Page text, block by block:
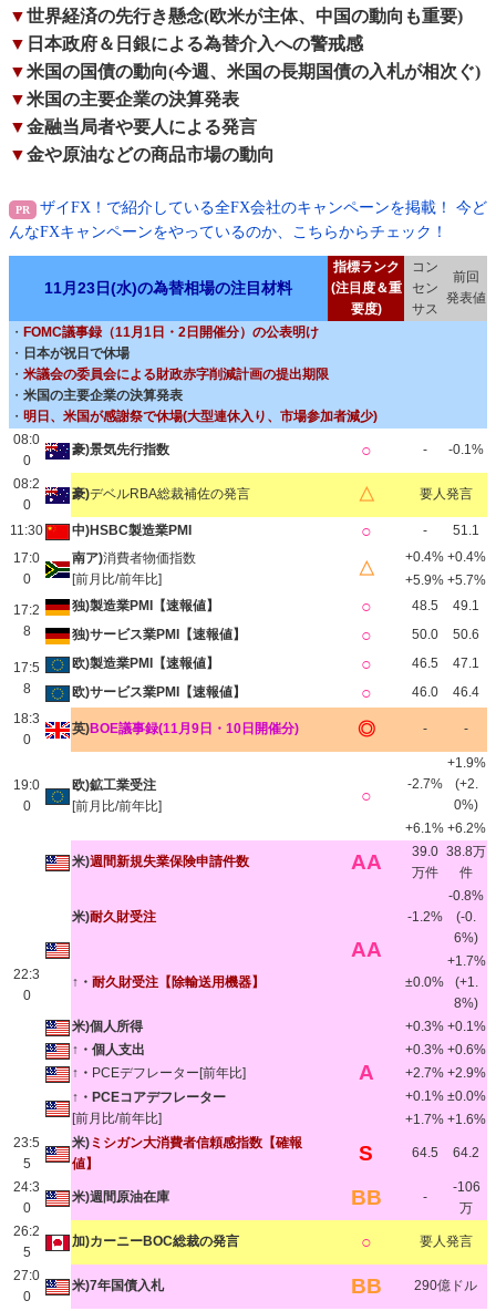
▼世界経済の先行き懸念(欧米が主体、中国の動向も重要)
▼ 日本政府＆日銀による為替介入への警戒感
▼米国の国債の動向(今週、米国の長期国債の入札が相次ぐ)
▼米国の主要企業の決算発表
▼金融当局者や要人による発言
▼金や原油などの商品市場の動向
ザイFX！で紹介している全FX会社のキャンペーンを掲載！ 今ど
んなFXキャンペーンをやっているのか、こちらからチェック！
11月23日(水)の為替相場の注目材料
指標ランク
(注目度＆重
要度)
コン
セン
サス
前回
発表値
・ FOMC議事録（11月1日・2日開催分）の公表明け
・ 日本が祝日で休場
・ 米議会の委員会による財政赤字削減計画の提出期限
・ 米国の主要企業の決算発表
・ 明日、米国が感謝祭で休場(大型連休入り、市場参加者減少)
08:0
0
豪)景気先行指数 ○ - -0.1%
08:2
0
豪)デベルRBA総裁補佐の発言 △ 要人発言
11:30 中)HSBC製造業PMI ○ -
51.1
17:0
0
南ア)消費者物価指数
[前月比/前年比]
△
+0.4% +0.4%
+5.9% +5.7%
17:2
8
独)製造業PMI【速報値】 ○ 48.5
49.1
独)サービス業PMI【速報値】
○ 50.0 50.6
17:5
8
欧)製造業PMI【速報値】 ○ 46.5
47.1
欧)サービス業PMI【速報値】
○ 46.0
46.4
18:3
0
英)BOE議事録(11月9日・10日開催分) ◎ - -
19:0
0
欧)鉱工業受注
[前月比/前年比]
○
-2.7%
+1.9%
(+2.
0%)
+6.1% +6.2%
22:3
0
米)週間新規失業保険申請件数 AA
39.0
万件
38.8万
件
米)耐久財受注
AA
-1.2%
-0.8%
(-0.
6%)
↑・ 耐久財受注 【除輸送用機器】 ±0.0%
+1.7%
(+1.
8%)
米)個人所得
A
+0.3% +0.1%
↑・個人支出
+0.3% +0.6%
↑・ PCEデフレーター[前年比] +2.7% +2.9%
↑・PCEコアデフレーター
[前月比/前年比]
+0.1% ±0.0%
+1.7% +1.6%
23:5
5
米) ミシガン大消費者信頼感指数【確報
値】
S 64.5 64.2
24:3
0
米)週間原油在庫 BB -
-106
万
26:2
5
加)カーニーBOC総裁の発言 ○ 要人発言
27:0
0
米)7年国債入札 BB 290億ドル